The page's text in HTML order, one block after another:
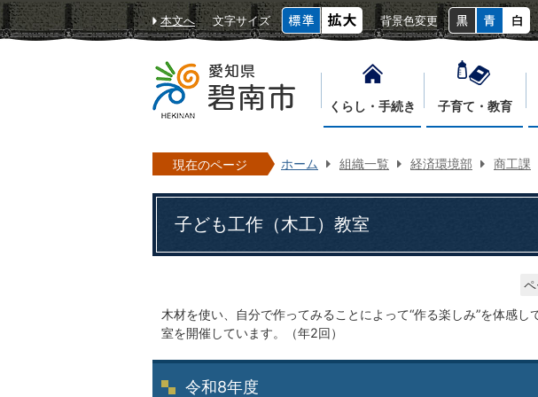
本文へ 文字サイズ 背景色変更
くらし・手続き 子育て・教育
現在のページ ホーム 組織一覧 経済環境部 商工課
子ども工作（木工）教室
木材を使い、自分で作ってみることによって“作る楽しみ”を体感
室を開催しています。（年2回）
令和8年度